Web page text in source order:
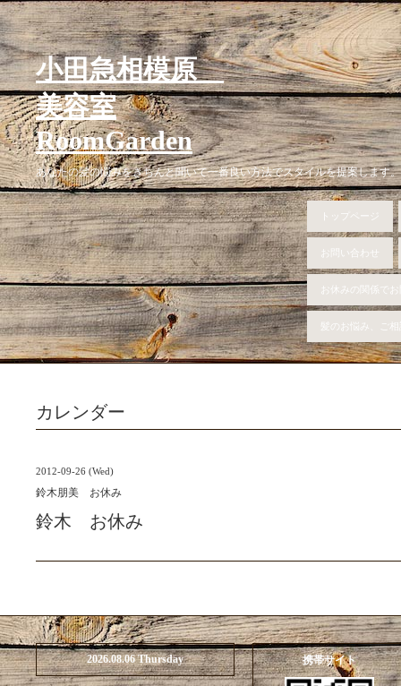
小田急相模原
美容室
RoomGarden
あなたの髪の悩みをきちんと聞いて一番良い方法でスタイルを提案します
トップページ
お問い合わせ
お休みの関係で
髪のお悩み、ご
カレンダー
2012-09-26 (Wed)
鈴木朋美 お休み
鈴木 お休み
2026.08.06 Thursday 携帯サイト